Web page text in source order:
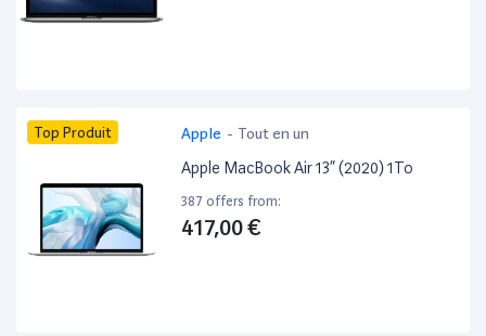
Top Produit Apple - Tout en un
Apple MacBook Air 13” (2020) 1To
387 offers from:
417,00 €